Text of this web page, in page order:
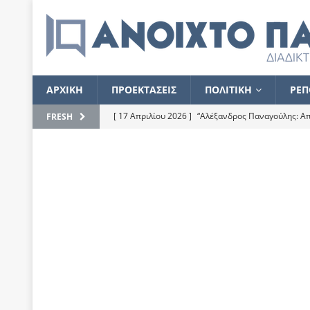
ΑΡΧΙΚΗ ΠΡΟΕΚΤΑΣΕΙΣ ΠΟΛΙΤΙΚΗ
FRESH [ 17 Απριλίου 2026 ] “Αλέξανδρος Παναγούλης: